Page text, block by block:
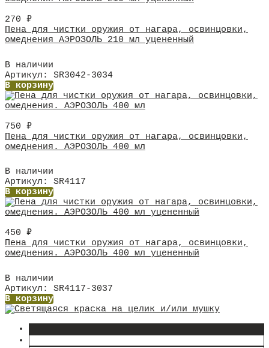
270 ₽
Пена для чистки оружия от нагара, освинцовки,
омеднения АЭРОЗОЛЬ 210 мл уцененный
В наличии
Артикул: SR3042-3034
В корзину
750 ₽
Пена для чистки оружия от нагара, освинцовки,
омеднения. АЭРОЗОЛЬ 400 мл
В наличии
Артикул: SR4117
В корзину
450 ₽
Пена для чистки оружия от нагара, освинцовки,
омеднения. АЭРОЗОЛЬ 400 мл уцененный
В наличии
Артикул: SR4117-3037
В корзину